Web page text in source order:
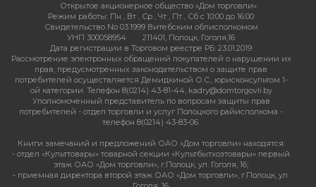
Открытое акционерное общество «Дом торговли»
Режим работы: Пн , Вт , Ср , Чт , Пт , Сб c 10:00 до 16:00
Свидетельство No 03.1999 Витебским облисполкомом
УНП 300058954
211401, Полоцк, Гоголя,16
Дата регистрации в Торговом реестре РБ: 23.01.2019
Рассмотрение электронных обращений покупателей о нарушении их
прав, предусмотренных законодательством о защите прав
потребителей осуществляется Демидкиной О.С., юрисконсультом 1-
ой категории. Телефон 8(0214) 43-81-44, kadry@domtorgovli.by
Уполномоченный представитель по вопросам защиты прав
потребителей - отдел торговли и услуг Полоцкого райисполкома -
телефон 8(0214) 43-83-06.
Книги замечаний и предложений ОАО «Дом торговли» находятся:
- отдел «Культтовары» товарной секции «Культбытхозтовары» первый
этаж ОАО «Дом торговли», г.Полоцк, ул. Гоголя, 16;
- приемная директора второй этаж ОАО «Дом торговли», г.Полоцк, ул.